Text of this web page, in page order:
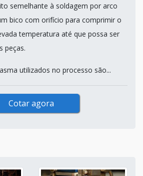
semelhante à soldagem por arco
bico com orifício para comprimir o
temperatura até que possa ser
peças.
utilizados no processo são...
Cotar agora